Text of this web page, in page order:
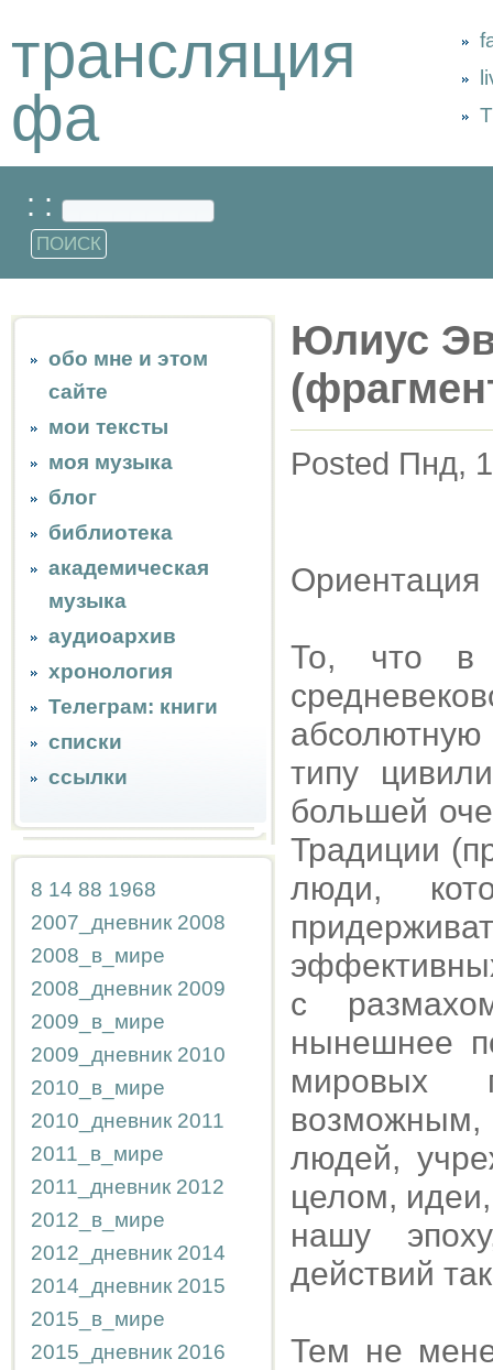
трансляция
фа
: :
обо мне и этом
сайте
мои тексты
моя музыка
блог
библиотека
академическая
музыка
аудиоархив
хронология
Телеграм: книги
списки
ссылки
8 14 88 1968
2007_дневник 2008
2008_в_мире
2008_дневник 2009
2009_в_мире
2009_дневник 2010
2010_в_мире
2010_дневник 2011
2011_в_мире
2011_дневник 2012
2012_в_мире
2012_дневник 2014
2014_дневник 2015
2015_в_мире
2015_дневник 2016
Юлиус
Posted Пнд,
Ориентация
То, что в
абсолютную
типу
большей
Традиции
люди,
с
нынешнее
мировых
людей,
целом,
нашу
действий
Тем не